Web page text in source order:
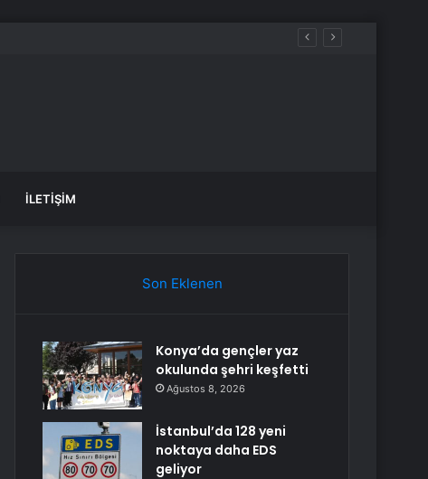
İLETIŞIM
Son Eklenen
Konya’da gençler yaz
okulunda şehri keşfetti
Ağustos 8, 2026
İstanbul’da 128 yeni
noktaya daha EDS
geliyor